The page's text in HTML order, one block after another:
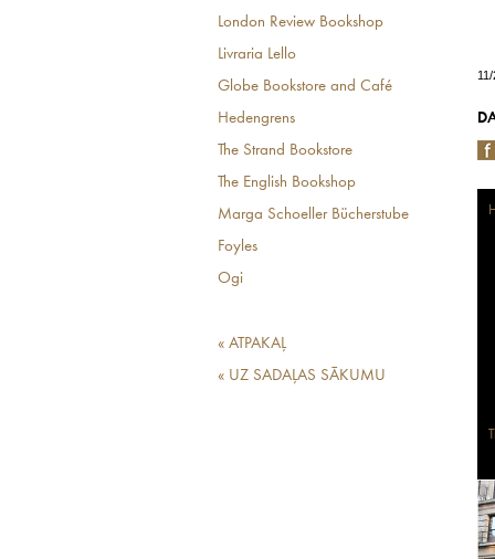
London Review Bookshop
Livraria Lello
Globe Bookstore and Café
Hedengrens
The Strand Bookstore
The English Bookshop
Marga Schoeller Bücherstube
Foyles
Ogi
« ATPAKAĻ
« UZ SADAĻAS SĀKUMU